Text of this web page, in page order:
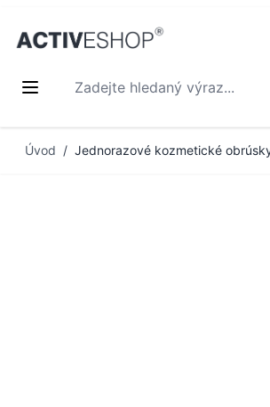
Zadejte hledaný výraz...
Úvod / Jednorazové kozmetické